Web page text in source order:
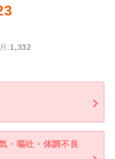
:1,332
・嘔吐・体調不良